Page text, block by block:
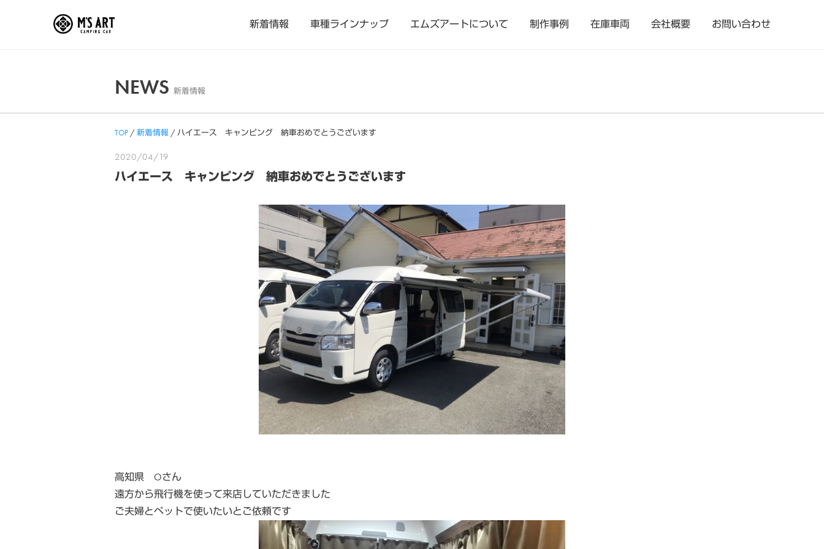
新着情報 車種ラインナップ エムズアートについて 制作事例 在庫車両 会社概要 お問い合わせ
NEWS 新着情報
TOP /新着情報 /ハイエース キャンピング 納車おめでとうございます
2020/04/19
ハイエース キャンピング 納車おめでとうございます
高知県 Oさん
遠方から飛行機を使って来店していただきました
ご夫婦とペットで使いたいとご依頼です